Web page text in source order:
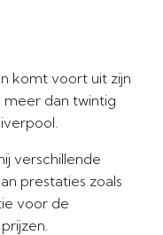
komt voort uit zijn
meer dan twintig
verschillende
prestaties zoals
voor de